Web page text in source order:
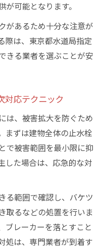
可能となります。
があるため十分な注意が
際は、東京都水道局指定
きる業者を選ぶことが安
応テクニック
は、被害拡大を防ぐため
まずは建物全体の止水栓
で被害範囲を最小限に抑
した場合は、応急的な対
る範囲で確認し、バケツ
取るなどの処置を行いま
ブレーカーを落とすこと
処は、専門業者が到着す